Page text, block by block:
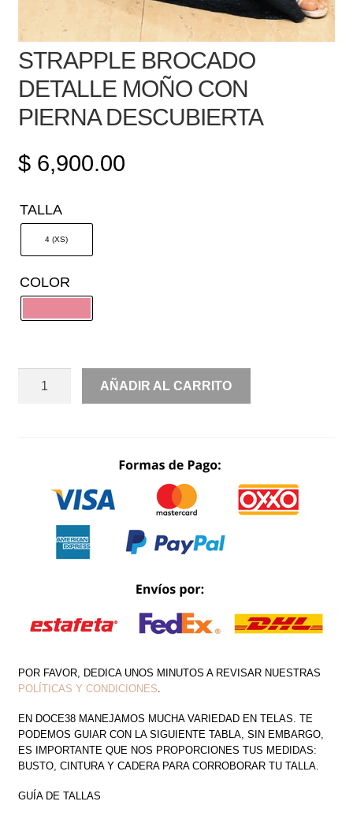
STRAPPLE BROCADO
DETALLE MOÑO CON
PIERNA DESCUBIERTA
$6,900.00
TALLA
4 (XS)
COLOR
STRAPPLE
BROCADO
PIERNA
DESCUBIERTA
CANTIDAD
AÑADIR AL CARRITO
POR FAVOR, DEDICA UNOS MINUTOS A REVISAR NUESTRAS
POLÍTICAS Y CONDICIONES.
EN DOCE38 MANEJAMOS MUCHA VARIEDAD EN TELAS. TE
PODEMOS GUIAR CON LA SIGUIENTE TABLA, SIN EMBARGO,
ES IMPORTANTE QUE NOS PROPORCIONES TUS MEDIDAS:
BUSTO, CINTURA Y CADERA PARA CORROBORAR TU TALLA.
GUÍA DE TALLAS